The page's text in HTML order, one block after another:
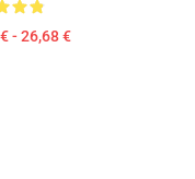
- 26,68 €